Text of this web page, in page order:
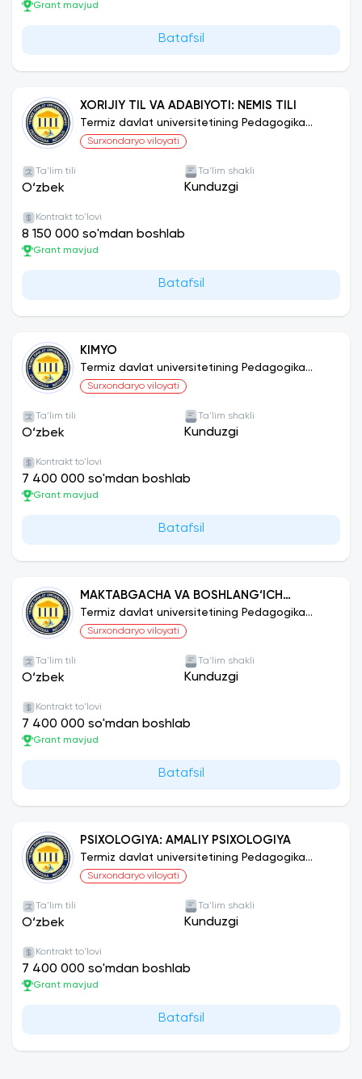
Grant mavjud
Batafsil
XORIJIY TIL VA ADABIYOTI: NEMIS TILI
Termiz davlat universitetining Pedagogika
instituti
Surxondaryo viloyati
Ta'lim tili
O‘zbek
Ta'lim shakli
Kunduzgi
Kontrakt to'lovi
8 150 000 so'mdan boshlab
Grant mavjud
Batafsil
KIMYO
Termiz davlat universitetining Pedagogika
instituti
Surxondaryo viloyati
Ta'lim tili
O‘zbek
Ta'lim shakli
Kunduzgi
Kontrakt to'lovi
7 400 000 so'mdan boshlab
Grant mavjud
Batafsil
MAKTABGACHA VA BOSHLANG‘ICH
TAʼLIMDA JISMONIY TARBIYA VA SPORT
Termiz davlat universitetining Pedagogika
instituti
Surxondaryo viloyati
Ta'lim tili
O‘zbek
Ta'lim shakli
Kunduzgi
Kontrakt to'lovi
7 400 000 so'mdan boshlab
Grant mavjud
Batafsil
PSIXOLOGIYA: AMALIY PSIXOLOGIYA
Termiz davlat universitetining Pedagogika
instituti
Surxondaryo viloyati
Ta'lim tili
O‘zbek
Ta'lim shakli
Kunduzgi
Kontrakt to'lovi
7 400 000 so'mdan boshlab
Grant mavjud
Batafsil